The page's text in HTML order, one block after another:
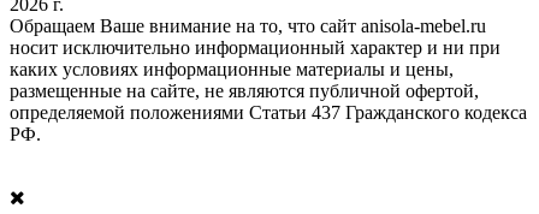
2026 г.
Обращаем Ваше внимание на то, что сайт anisola-mebel.ru
носит исключительно информационный характер и ни при
каких условиях информационные материалы и цены,
размещенные на сайте, не являются публичной офертой,
определяемой положениями Статьи 437 Гражданского кодекса
РФ.